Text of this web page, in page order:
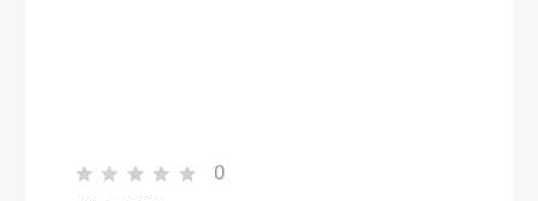
0